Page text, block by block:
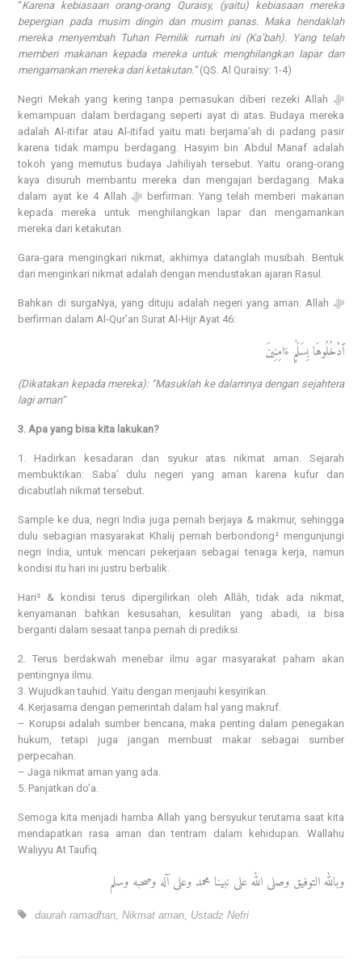
“Karena kebiasaan orang-orang Quraisy, (yaitu) kebiasaan mereka
bepergian pada musim dingin dan musim panas. Maka hendaklah
mereka menyembah Tuhan Pemilik rumah ini (Ka’bah). Yang telah
memberi makanan kepada mereka untuk menghilangkan lapar dan
mengamankan mereka dari ketakutan.”(QS. Al Quraisy: 1-4)
Negri Mekah yang kering tanpa pemasukan diberi rezeki Allah ﷻ
kemampuan dalam berdagang seperti ayat di atas. Budaya mereka
adalah Al-itifar atau Al-itifad yaitu mati berjama’ah di padang pasir
karena tidak mampu berdagang. Hasyim bin Abdul Manaf adalah
tokoh yang memutus budaya Jahiliyah tersebut. Yaitu orang-orang
kaya disuruh membantu mereka dan mengajari berdagang. Maka
dalam ayat ke 4 Allah ﷻ berfirman: Yang telah memberi makanan
kepada mereka untuk menghilangkan lapar dan mengamankan
mereka dari ketakutan.
Gara-gara mengingkari nikmat, akhirnya datanglah musibah. Bentuk
dari menginkari nikmat adalah dengan mendustakan ajaran Rasul.
Bahkan di surgaNya, yang dituju adalah negeri yang aman. Allah ﷻ
berfirman dalam Al-Qur’an Surat Al-Hijr Ayat 46:
ٱدْخُلُوهَا بِسَلَٰمٍ ءَامِنِينَ
(Dikatakan kepada mereka): “Masuklah ke dalamnya dengan sejahtera
lagi aman”
3. Apa yang bisa kita lakukan?
1. Hadirkan kesadaran dan syukur atas nikmat aman. Sejarah
membuktikan: Saba’ dulu negeri yang aman karena kufur dan
dicabutlah nikmat tersebut.
Sample ke dua, negri India juga pernah berjaya & makmur, sehingga
dulu sebagian masyarakat Khalij pernah berbondong² mengunjungi
negri India, untuk mencari pekerjaan sebagai tenaga kerja, namun
kondisi itu hari ini justru berbalik.
Hari² & kondisi terus dipergilirkan oleh Allâh, tidak ada nikmat,
kenyamanan bahkan kesusahan, kesulitan yang abadi, ia bisa
berganti dalam sesaat tanpa pernah di prediksi.
2. Terus berdakwah menebar ilmu agar masyarakat paham akan
pentingnya ilmu.
3. Wujudkan tauhid. Yaitu dengan menjauhi kesyirikan.
4. Kerjasama dengan pemerintah dalam hal yang makruf.
– Korupsi adalah sumber bencana, maka penting dalam penegakan
hukum, tetapi juga jangan membuat makar sebagai sumber
perpecahan.
– Jaga nikmat aman yang ada.
5. Panjatkan do’a.
Semoga kita menjadi hamba Allah yang bersyukur terutama saat kita
mendapatkan rasa aman dan tentram dalam kehidupan. Wallahu
Waliyyu At Taufiq.
وبالله التوفيق وصلى الله على نبينا محمد وعلى آله وصحبه وسلم
daurah ramadhan ,Nikmat aman Ustadz Nefri